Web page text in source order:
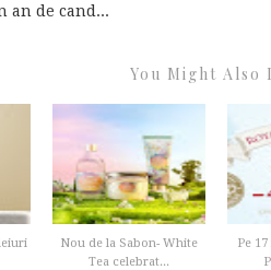
an de cand...
You Might Also
Nou de la Sabon- White
Tea celebrat...
Pe